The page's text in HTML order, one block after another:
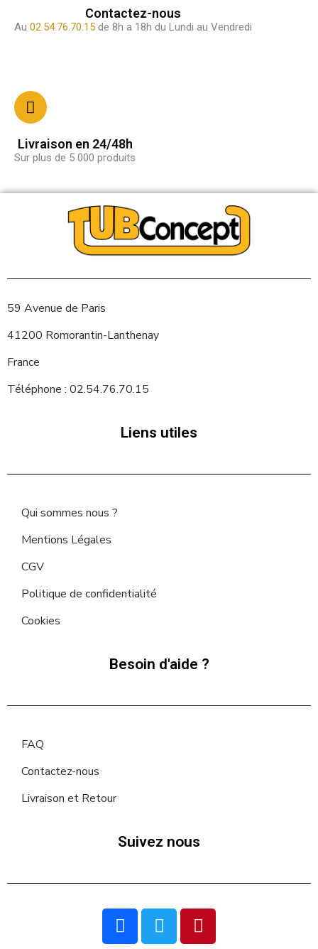
Contactez-nous
Au 02.54.76.70.15 de 8h a 18h du Lundi au Vendredi
Livraison en 24/48h
Sur plus de 5 000 produits
59 Avenue de Paris
41200 Romorantin-Lanthenay
France
Téléphone : 02.54.76.70.15
Liens utiles
Qui sommes nous ?
Mentions Légales
CGV
Politique de confidentialité
Cookies
Besoin d'aide ?
FAQ
Contactez-nous
Livraison et Retour
Suivez nous